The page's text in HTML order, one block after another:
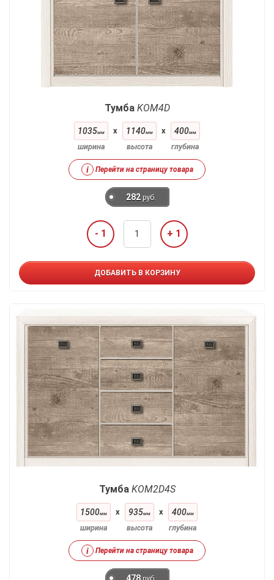
Тумба KOM4D
1035мм
ширина
x 1140мм
высота
x 400мм
глубина
i Перейти на страницу товара
282 руб.
- 1 + 1
ДОБАВИТЬ В КОРЗИНУ
Тумба KOM2D4S
1500мм
ширина
x 935мм
высота
x 400мм
глубина
i Перейти на страницу товара